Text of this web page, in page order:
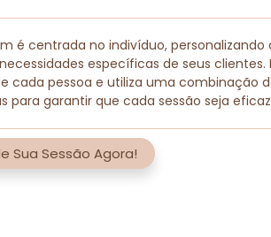
é centrada no indivíduo, personalizando
específicas de seus clientes.
cada pessoa e utiliza uma combinação
para garantir que cada sessão seja
Sua Sessão Agora!